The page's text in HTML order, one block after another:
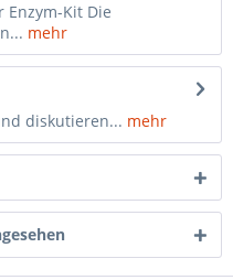
Kit Die
mehr
diskutieren... mehr